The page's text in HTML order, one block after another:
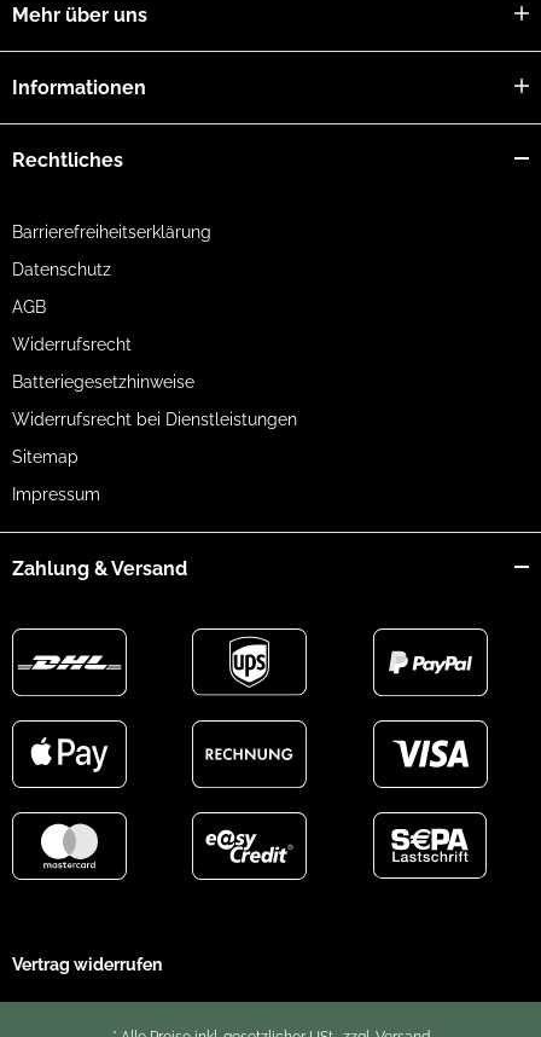
Mehr über uns
Informationen
Rechtliches
Barrierefreiheitserklärung
Datenschutz
AGB
Widerrufsrecht
Batteriegesetzhinweise
Widerrufsrecht bei Dienstleistungen
Sitemap
Impressum
Zahlung & Versand
Vertrag widerrufen